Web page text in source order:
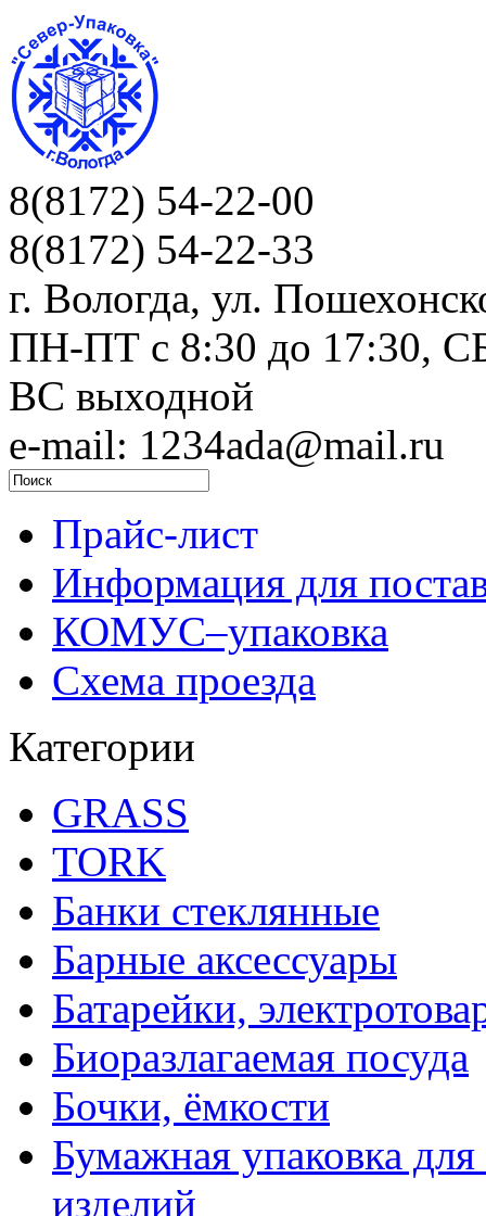
8(8172) 54-22-00
8(8172) 54-22-33
г. Вологда, ул.
ПН-ПТ c 8:30 до 17:30,
ВС выходной
e-mail: 1234ada@mail.ru
Прайс-лист
Информация для
КОМУС–упаковка
Схема проезда
Категории
GRASS
TORK
Банки стеклянные
Барные аксессуары
Батарейки,
Биоразлагаемая посуда
Бочки, ёмкости
Бумажная упаковка
изделий